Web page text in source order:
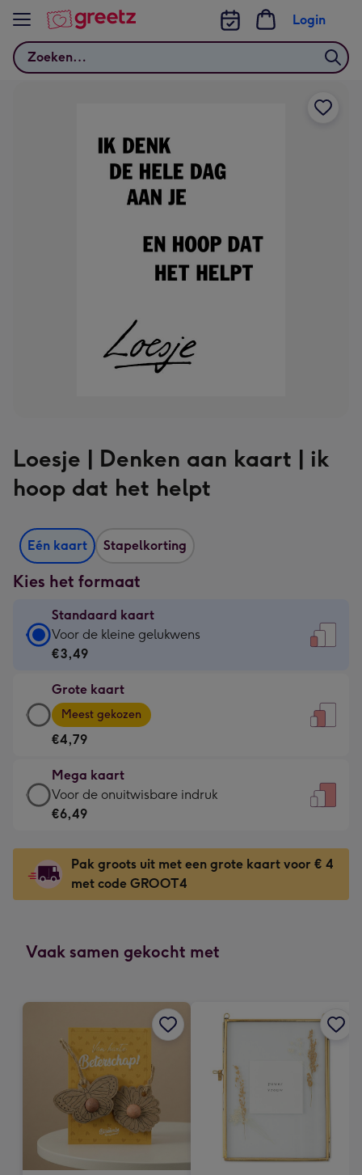
Bekijk meer
Zoeken
Login
Loesje | Denken aan kaart | ik
hoop dat het helpt
Eén kaart Stapelkorting
Kies het formaat
Standaard kaart
Standaard
kaart
€3,49
-
Voor
kleine
gelukwens
-
120
x
160
mm
Voor de kleine gelukwens
€3,49
Grote kaart
Grote
kaart
-
€4,79
-
Meest
gekozen
Dimensions:
167
x
Meest gekozen
€4,79
Mega kaart
Mega
kaart
€6,49
-
Voor
indruk
241
333
Voor de onuitwisbare indruk
€6,49
Pak groots uit met een grote kaart voor € 4
met code GROOT4
Vaak samen gekocht met